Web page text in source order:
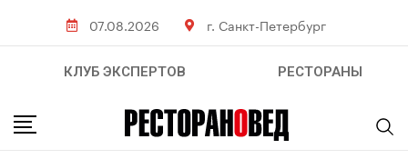
07.08.2026 г. Санкт-Петербург
КЛУБ ЭКСПЕРТОВ РЕСТОРАНЫ